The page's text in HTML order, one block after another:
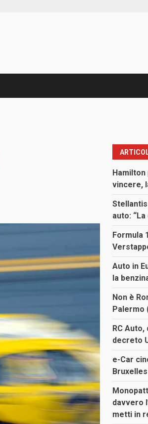
vincere,
auto:
Formula
Auto in
la
Non è
Palermo
RC
decreto
e-Car
davvero
metti in